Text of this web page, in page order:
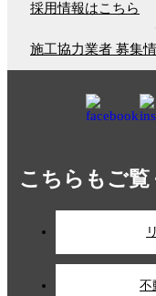
採用情報はこちら
施工協力業者 募集
こちらもご覧
不